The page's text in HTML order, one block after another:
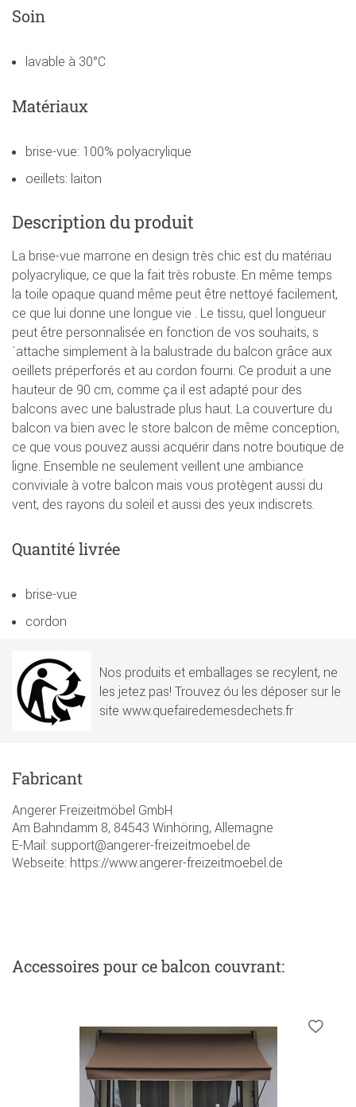
Soin
lavable à 30°C
Matériaux
brise-vue: 100% polyacrylique
oeillets: laiton
Description du produit
La brise-vue marrone en design très chic est du matériau
polyacrylique, ce que la fait très robuste. En même temps
la toile opaque quand même peut être nettoyé facilement,
ce que lui donne une longue vie . Le tissu, quel longueur
peut être personnalisée en fonction de vos souhaits, s
´attache simplement à la balustrade du balcon grâce aux
oeillets préperforés et au cordon fourni. Ce produit a une
hauteur de 90 cm, comme ça il est adapté pour des
balcons avec une balustrade plus haut. La couverture du
balcon va bien avec le store balcon de même conception,
ce que vous pouvez aussi acquérir dans notre boutique de
ligne. Ensemble ne seulement veillent une ambiance
conviviale à votre balcon mais vous protègent aussi du
vent, des rayons du soleil et aussi des yeux indiscrets.
Quantité livrée
brise-vue
cordon
Nos produits et emballages se recylent, ne
les jetez pas! Trouvez óu les déposer sur le
site www.quefairedemesdechets.fr
Fabricant
Angerer Freizeitmöbel GmbH
Am Bahndamm 8, 84543 Winhöring, Allemagne
E-Mail: support@angerer-freizeitmoebel.de
Webseite: https://www.angerer-freizeitmoebel.de
Accessoires pour ce balcon couvrant: